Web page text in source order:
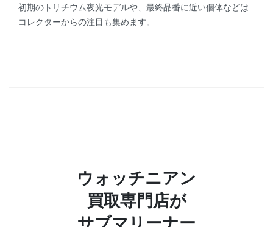
初期のトリチウム夜光モデルや、最終品番に近い個体などは
コレクターからの注目も集めます。
ウォッチニアン
買取専門店が